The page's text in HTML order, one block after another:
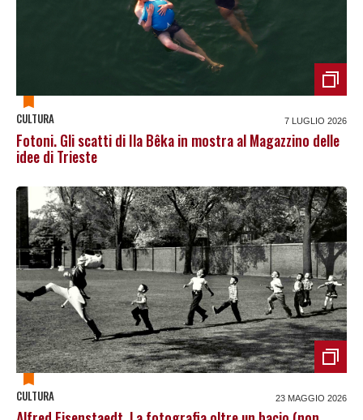
CULTURA 7 LUGLIO 2026
Fotoni. Gli scatti di Ila Bêka in mostra al Magazzino delle
idee di Trieste
CULTURA 23 MAGGIO 2026